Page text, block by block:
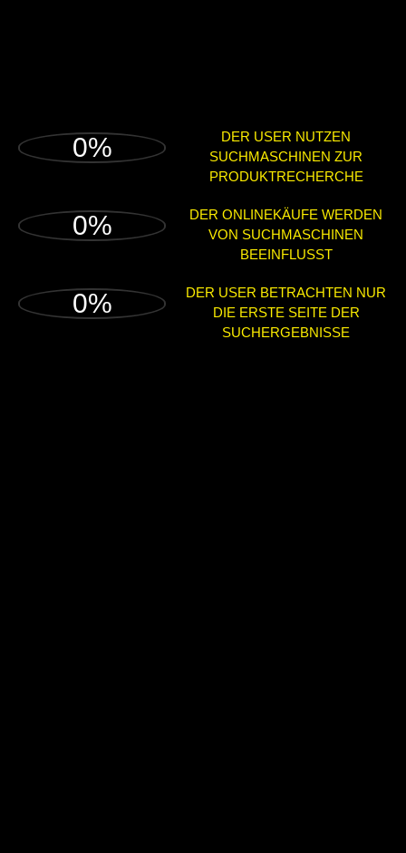
0%
DER USER NUTZEN
SUCHMASCHINEN ZUR
PRODUKTRECHERCHE
0%
DER ONLINEKÄUFE WERDEN
VON SUCHMASCHINEN
BEEINFLUSST
0%
DER USER BETRACHTEN NUR
DIE ERSTE SEITE DER
SUCHERGEBNISSE